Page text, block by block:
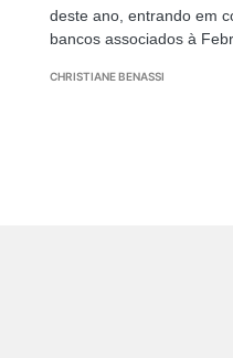
deste ano, entrando em
bancos associados à
CHRISTIANE BENASSI